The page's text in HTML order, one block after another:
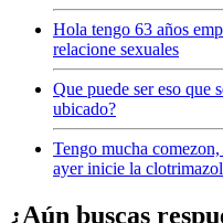
Hola tengo 63 años
relacione sexuales
Que puede ser eso que
ubicado?
Tengo mucha
ayer inicie la
¿Aún buscas